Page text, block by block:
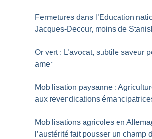
Fermetures dans l’Education
Jacques-Decour, moins de
Or vert : L’avocat, subtile saveur
amer
Mobilisation paysanne :
aux revendications
Mobilisations agricoles en
l’austérité fait pousser un champ